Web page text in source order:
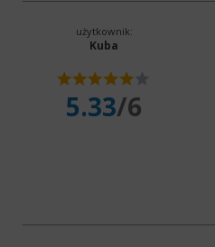
użytkownik:
Kuba
5.33/6